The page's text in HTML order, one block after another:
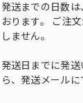
発送までの日数
おります。 ご注
しません。
発送日までに発
ら、発送メールに